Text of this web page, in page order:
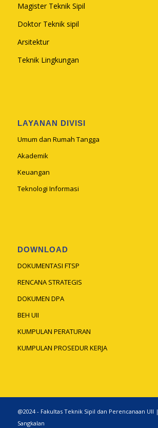
Magister Teknik Sipil
Doktor Teknik sipil
Arsitektur
Teknik Lingkungan
LAYANAN DIVISI
Umum dan Rumah Tangga
Akademik
Keuangan
Teknologi Informasi
DOWNLOAD
DOKUMENTASI FTSP
RENCANA STRATEGIS
DOKUMEN DPA
BEH UII
KUMPULAN PERATURAN
KUMPULAN PROSEDUR KERJA
@2024 - Fakultas Teknik Sipil dan Perencanaan UII |
Sangkalan